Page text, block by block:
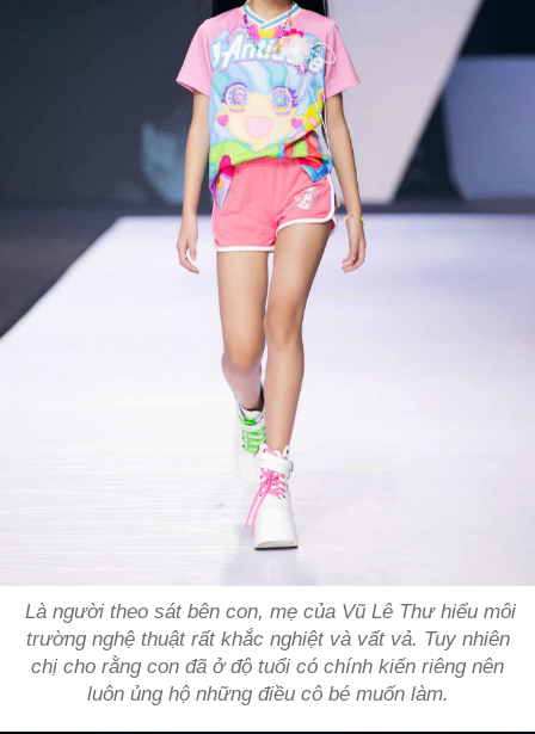
Là người theo sát bên con, mẹ của Vũ Lê Thư hiểu môi
trường nghệ thuật rất khắc nghiệt và vất vả. Tuy nhiên
chị cho rằng con đã ở độ tuổi có chính kiến riêng nên
luôn ủng hộ những điều cô bé muốn làm.